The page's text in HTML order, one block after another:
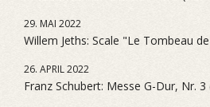
29. MAI 2022
Willem Jeths: Scale "Le Tombeau
26. APRIL 2022
Franz Schubert: Messe G-Dur, Nr.